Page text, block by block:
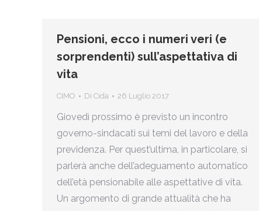
Pensioni, ecco i numeri veri (e
sorprendenti) sull’aspettativa di
vita
CIMO Di Cida 26 Luglio 2017
Giovedì prossimo è previsto un incontro
governo-sindacati sui temi del lavoro e della
previdenza. Per quest’ultima, in particolare, si
parlerà anche dell’adeguamento automatico
dell’età pensionabile alle aspettative di vita.
Un argomento di grande attualità che ha